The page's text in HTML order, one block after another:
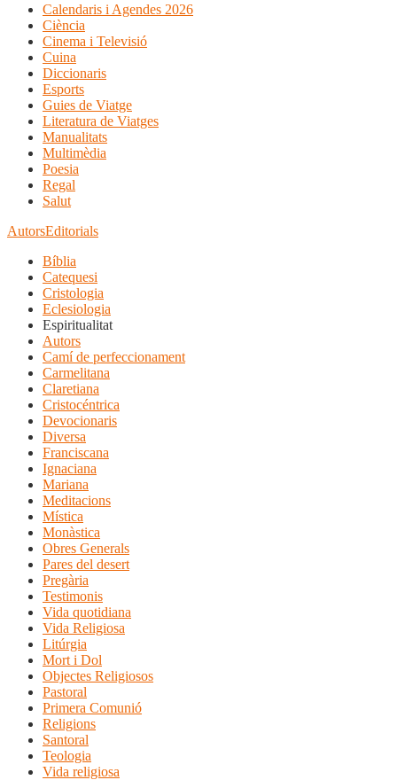
Calendaris i Agendes 2026
Ciència
Cinema i Televisió
Cuina
Diccionaris
Esports
Guies de Viatge
Literatura de Viatges
Manualitats
Multimèdia
Poesia
Regal
Salut
AutorsEditorials
Bíblia
Catequesi
Cristologia
Eclesiologia
Espiritualitat
Autors
Camí de perfeccionament
Carmelitana
Claretiana
Cristocéntrica
Devocionaris
Diversa
Franciscana
Ignaciana
Mariana
Meditacions
Mística
Monàstica
Obres Generals
Pares del desert
Pregària
Testimonis
Vida quotidiana
Vida Religiosa
Litúrgia
Mort i Dol
Objectes Religiosos
Pastoral
Primera Comunió
Religions
Santoral
Teologia
Vida religiosa